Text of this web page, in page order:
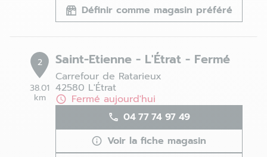
Définir comme magasin préféré
2
38.01
km
Saint-Etienne - L'Étrat - Fermé
Carrefour de Ratarieux
42580 L'Étrat
Fermé aujourd'hui
04 77 74 97 49
Voir la fiche magasin